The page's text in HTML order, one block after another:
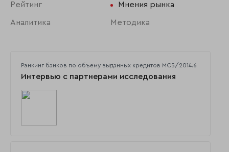
Рейтинг Мнения рынка
Аналитика Методика
Рэнкинг банков по объему выданных кредитов МСБ/2014.6
Интервью с партнерами исследования